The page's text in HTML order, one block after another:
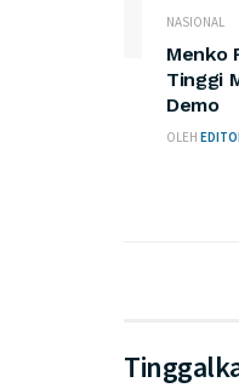
NASIONAL
Menko
Tinggi
Demo
OLEH